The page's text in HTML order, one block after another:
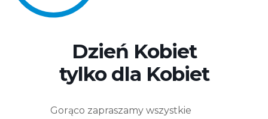
Dzień Kobiet
tylko dla Kobiet
Gorąco zapraszamy wszystkie